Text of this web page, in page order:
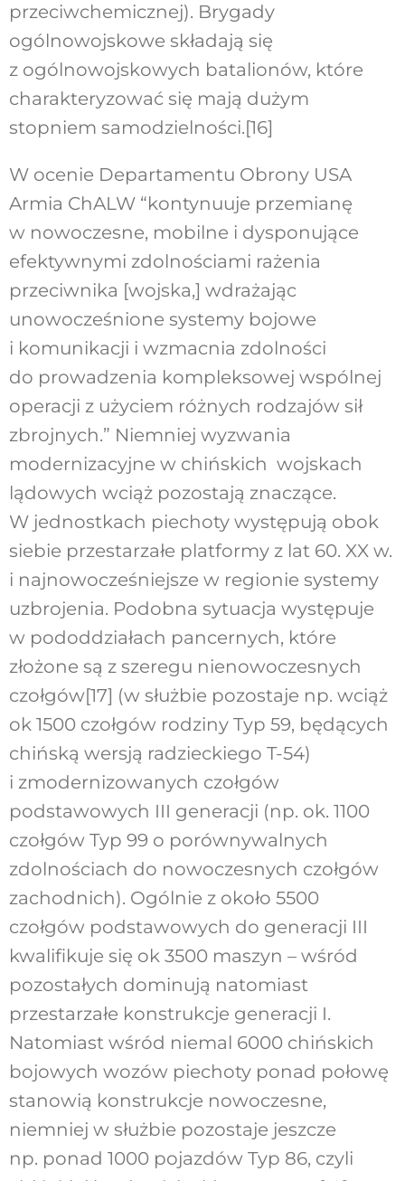
przeciwchemicznej). Brygady
ogólnowojskowe składają się
z ogólnowojskowych batalionów, które
charakteryzować się mają dużym
stopniem samodzielności.[16]
W ocenie Departamentu Obrony USA
Armia ChALW “kontynuuje przemianę
w nowoczesne, mobilne i dysponujące
efektywnymi zdolnościami rażenia
przeciwnika [wojska,] wdrażając
unowocześnione systemy bojowe
i komunikacji i wzmacnia zdolności
do prowadzenia kompleksowej wspólnej
operacji z użyciem różnych rodzajów sił
zbrojnych.” Niemniej wyzwania
modernizacyjne w chińskich wojskach
lądowych wciąż pozostają znaczące.
W jednostkach piechoty występują obok
siebie przestarzałe platformy z lat 60. XX w.
i najnowocześniejsze w regionie systemy
uzbrojenia. Podobna sytuacja występuje
w pododdziałach pancernych, które
złożone są z szeregu nienowoczesnych
czołgów[17] (w służbie pozostaje np. wciąż
ok 1500 czołgów rodziny Typ 59, będących
chińską wersją radzieckiego T-54)
i zmodernizowanych czołgów
podstawowych III generacji (np. ok. 1100
czołgów Typ 99 o porównywalnych
zdolnościach do nowoczesnych czołgów
zachodnich). Ogólnie z około 5500
czołgów podstawowych do generacji III
kwalifikuje się ok 3500 maszyn – wśród
pozostałych dominują natomiast
przestarzałe konstrukcje generacji I.
Natomiast wśród niemal 6000 chińskich
bojowych wozów piechoty ponad połowę
stanowią konstrukcje nowoczesne,
niemniej w służbie pozostaje jeszcze
np. ponad 1000 pojazdów Typ 86, czyli